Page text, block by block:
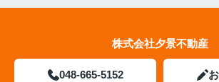
株式会社夕景不動産
048-665-5152